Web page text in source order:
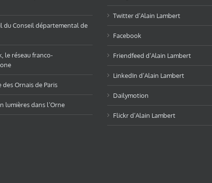
du Conseil départemental de
le réseau franco-
des Ornais de Paris
lumières dans l’Orne
Twitter d’Alain Lambert
Facebook
Friendfeed d’Alain Lambert
LinkedIn d’Alain Lambert
Dailymotion
Flickr d’Alain Lambert